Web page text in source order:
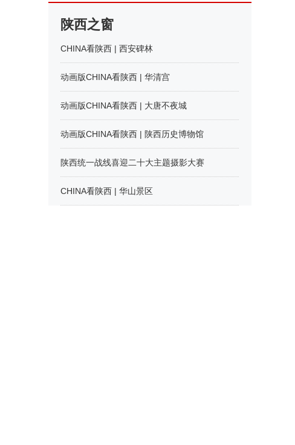
陕西之窗
CHINA看陕西 | 西安碑林
动画版CHINA看陕西 | 华清宫
动画版CHINA看陕西 | 大唐不夜城
动画版CHINA看陕西 | 陕西历史博物馆
陕西统一战线喜迎二十大主题摄影大赛
CHINA看陕西 | 华山景区